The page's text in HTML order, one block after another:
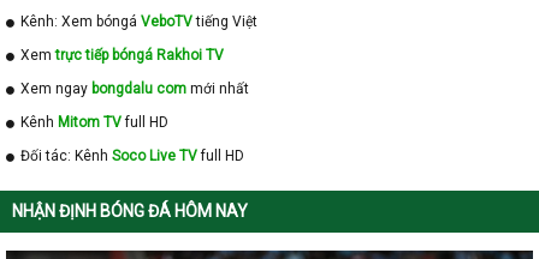
Kênh: Xem bóngá VeboTVtiếng Việt
Xemtrực tiếp bóngá Rakhoi TV
Xem ngay bongdalu com mới nhất
Kênh Mitom TVfull HD
Đối tác: Kênh Soco Live TVfull HD
NHẬN ĐỊNH BÓNG ĐÁ HÔM NAY